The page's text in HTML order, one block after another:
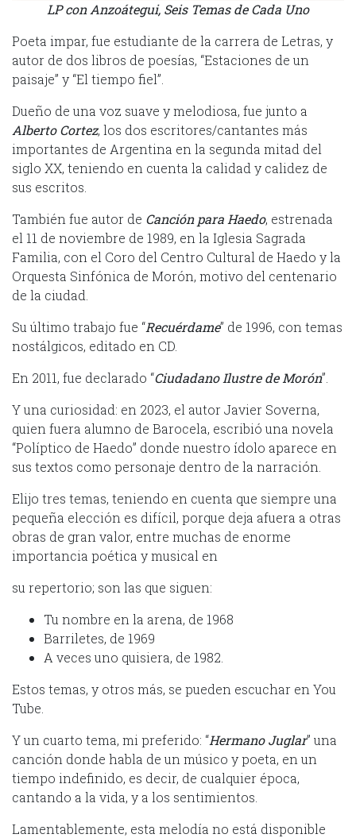
LP con Anzoátegui, Seis Temas de Cada Uno
Poeta impar, fue estudiante de la carrera de Letras, y
autor de dos libros de poesías, “Estaciones de un
paisaje” y “El tiempo fiel”.
Dueño de una voz suave y melodiosa, fue junto a
Alberto Cortez, los dos escritores/cantantes más
importantes de Argentina en la segunda mitad del
siglo XX, teniendo en cuenta la calidad y calidez de
sus escritos.
También fue autor de Canción para Haedo, estrenada
el 11 de noviembre de 1989, en la Iglesia Sagrada
Familia, con el Coro del Centro Cultural de Haedo y la
Orquesta Sinfónica de Morón, motivo del centenario
de la ciudad.
Su último trabajo fue “Recuérdame” de 1996, con temas
nostálgicos, editado en CD.
En 2011, fue declarado “Ciudadano Ilustre de Morón”.
Y una curiosidad: en 2023, el autor Javier Soverna,
quien fuera alumno de Barocela, escribió una novela
“Políptico de Haedo” donde nuestro ídolo aparece en
sus textos como personaje dentro de la narración.
Elijo tres temas, teniendo en cuenta que siempre una
pequeña elección es difícil, porque deja afuera a otras
obras de gran valor, entre muchas de enorme
importancia poética y musical en
su repertorio; son las que siguen:
Tu nombre en la arena, de 1968
Barriletes, de 1969
A veces uno quisiera, de 1982.
Estos temas, y otros más, se pueden escuchar en You
Tube.
Y un cuarto tema, mi preferido: “Hermano Juglar” una
canción donde habla de un músico y poeta, en un
tiempo indefinido, es decir, de cualquier época,
cantando a la vida, y a los sentimientos.
Lamentablemente, esta melodía no está disponible